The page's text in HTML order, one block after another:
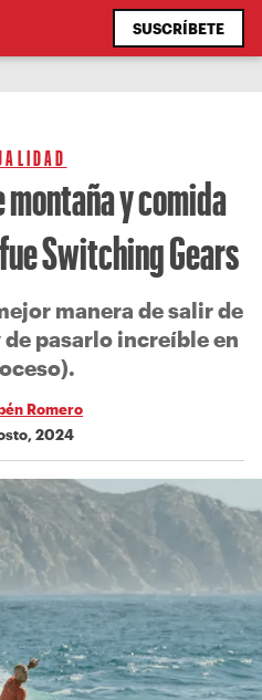
SUSCRÍBETE
y comida
Switching Gears
manera de salir de
pasarlo increíble en
Romero
2024